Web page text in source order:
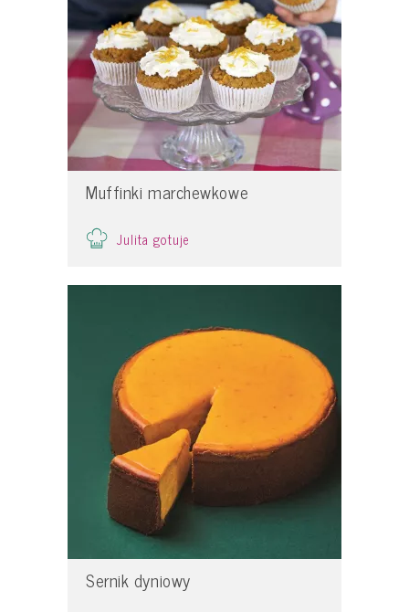
Muffinki marchewkowe
Julita gotuje
Sernik dyniowy